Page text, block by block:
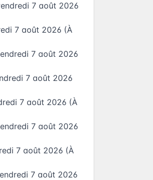
7 août 2026
7 août 2026 (À
7 août 2026
7 août 2026
7 août 2026 (À
7 août 2026
7 août 2026 (À
7 août 2026